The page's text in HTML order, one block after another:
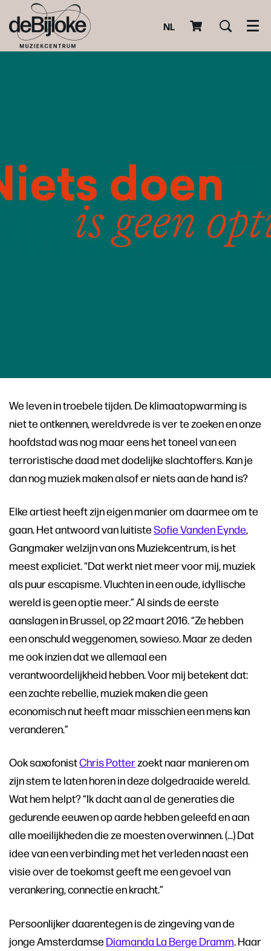
NL
We leven in troebele tijden. De klimaatopwarming is
niet te ontkennen, wereldvrede is ver te zoeken en onze
hoofdstad was nog maar eens het toneel van een
terroristische daad met dodelijke slachtoffers. Kan je
dan nog muziek maken alsof er niets aan de hand is?
Elke artiest heeft zijn eigen manier om daarmee om te
gaan. Het antwoord van luitisteSofie Vanden Eynde,
Gangmaker welzijn van ons Muziekcentrum, is het
meest expliciet. “Dat werkt niet meer voor mij, muziek
als puur escapisme. Vluchten in een oude, idyllische
wereld is geen optie meer.” Al sinds de eerste
aanslagen in Brussel, op 22 maart 2016. “Ze hebben
een onschuld weggenomen, sowieso. Maar ze deden
me ook inzien dat we allemaal een
verantwoordelijkheid hebben. Voor mij betekent dat:
een zachte rebellie, muziek maken die geen
economisch nut heeft maar misschien een mens kan
veranderen.”
Ook saxofonistChris Potterzoekt naar manieren om
zijn stem te laten horen in deze dolgedraaide wereld.
Wat hem helpt? “Ik dacht aan al de generaties die
gedurende eeuwen op aarde hebben geleefd en aan
alle moeilijkheden die ze moesten overwinnen. (...) Dat
idee van een verbinding met het verleden naast een
visie over de toekomst geeft me een gevoel van
verankering, connectie en kracht.”
Persoonlijker daarentegen is de zingeving van de
jonge Amsterdamse Diamanda La Berge Dramm . Haar